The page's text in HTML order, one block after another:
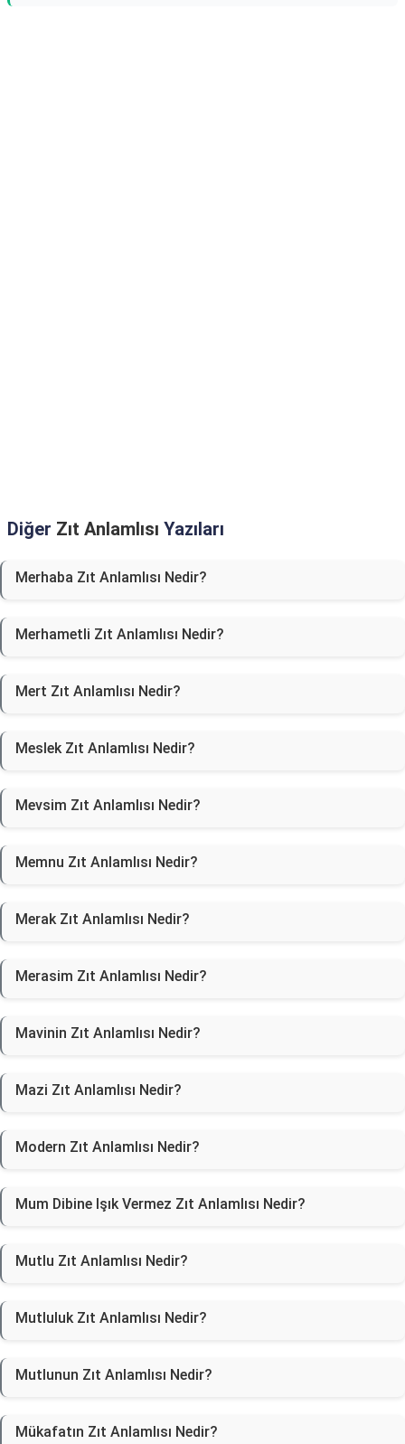
Diğer Zıt Anlamlısı Yazıları
Merhaba Zıt Anlamlısı Nedir?
Merhametli Zıt Anlamlısı Nedir?
Mert Zıt Anlamlısı Nedir?
Meslek Zıt Anlamlısı Nedir?
Mevsim Zıt Anlamlısı Nedir?
Memnu Zıt Anlamlısı Nedir?
Merak Zıt Anlamlısı Nedir?
Merasim Zıt Anlamlısı Nedir?
Mavinin Zıt Anlamlısı Nedir?
Mazi Zıt Anlamlısı Nedir?
Modern Zıt Anlamlısı Nedir?
Mum Dibine Işık Vermez Zıt Anlamlısı Nedir?
Mutlu Zıt Anlamlısı Nedir?
Mutluluk Zıt Anlamlısı Nedir?
Mutlunun Zıt Anlamlısı Nedir?
Mükafatın Zıt Anlamlısı Nedir?